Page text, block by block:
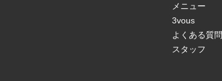
メニュー
3vous
よくある質問
スタッフ